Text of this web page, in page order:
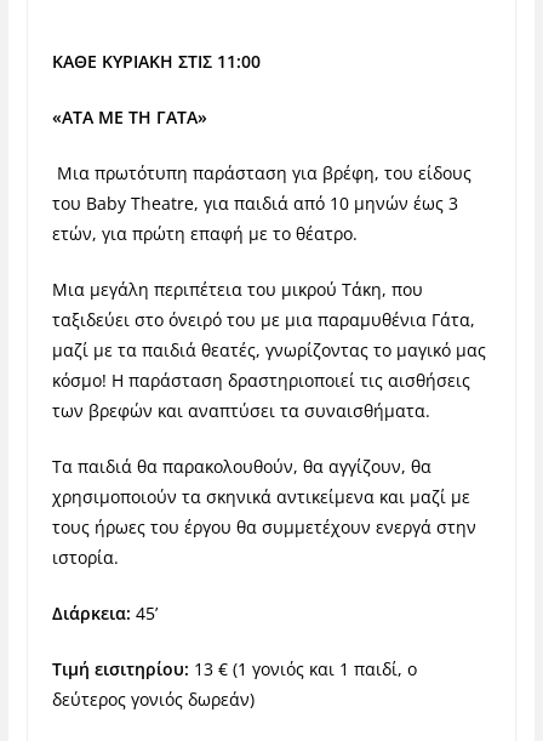
ΚΑΘΕ ΚΥΡΙΑΚΗ ΣΤΙΣ 11:00
«ΑΤΑ ΜΕ ΤΗ ΓΑΤΑ»
Μια πρωτότυπη παράσταση για βρέφη, του είδους
του Baby Theatre, για παιδιά από 10 μηνών έως 3
ετών, για πρώτη επαφή με το θέατρο.
Μια μεγάλη περιπέτεια του μικρού Τάκη, που
ταξιδεύει στο όνειρό του με μια παραμυθένια Γάτα,
μαζί με τα παιδιά θεατές, γνωρίζοντας το μαγικό μας
κόσμο! Η παράσταση δραστηριοποιεί τις αισθήσεις
των βρεφών και αναπτύσει τα συναισθήματα.
Τα παιδιά θα παρακολουθούν, θα αγγίζουν, θα
χρησιμοποιούν τα σκηνικά αντικείμενα και μαζί με
τους ήρωες του έργου θα συμμετέχουν ενεργά στην
ιστορία.
Διάρκεια: 45’
Τιμή εισιτηρίου: 13 € (1 γονιός και 1 παιδί, ο
δεύτερος γονιός δωρεάν)